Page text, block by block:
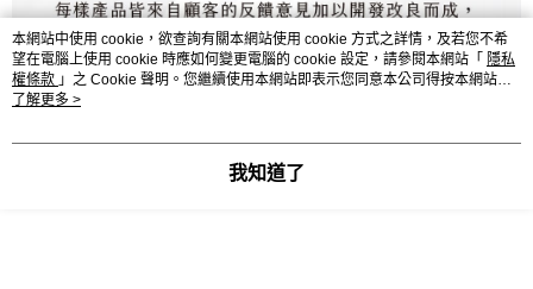
本網站中使用 cookie，欲查詢有關本網站使用 cookie 方式之詳情，及若您不希
望在電腦上使用 cookie 時應如何變更電腦的 cookie 設定，請參閱本網站「 隱私
權條款 」之 Cookie 聲明。您繼續使用本網站即表示您同意本公司得按本網站使
用條款之 Cookie 聲明使用 cookie。
了解更多 >
我知道了